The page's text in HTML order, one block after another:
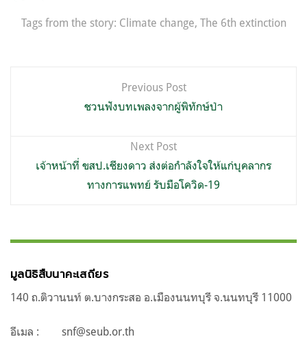
Tags from the story: Climate change, The 6th extinction
Previous Post
ชวนฟังบทเพลงจากผู้พิทักษ์ป่า
Next Post
เจ้าหน้าที่ ขสป.เชียงดาว ส่งต่อกำลังใจให้แก่บุคลากร
ทางการแพทย์ รับมือโควิด-19
มูลนิธิสืบนาคะเสถียร
140 ถ.ติวานนท์ ต.บางกระสอ อ.เมืองนนทบุรี จ.นนทบุรี 11000
อีเมล :
snf@seub.or.th